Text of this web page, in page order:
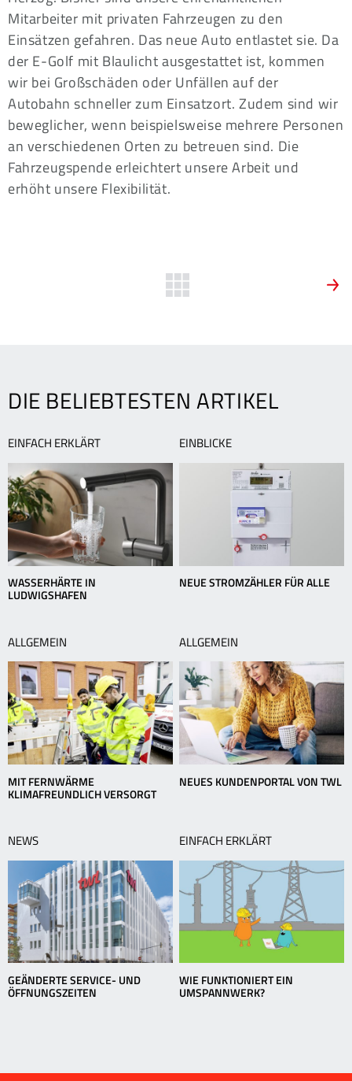
Mitarbeiter mit privaten Fahrzeugen zu den
Einsätzen gefahren. Das neue Auto entlastet sie. Da
der E-Golf mit Blaulicht ausgestattet ist, kommen
wir bei Großschäden oder Unfällen auf der
Autobahn schneller zum Einsatzort. Zudem sind wir
beweglicher, wenn beispielsweise mehrere Personen
an verschiedenen Orten zu betreuen sind. Die
Fahrzeugspende erleichtert unsere Arbeit und
erhöht unsere Flexibilität.
Zurück
DIE BELIEBTESTEN ARTIKEL
EINFACH ERKLÄRT
WASSERHÄRTE IN
LUDWIGSHAFEN
EINBLICKE
NEUE STROMZÄHLER FÜR ALLE
ALLGEMEIN
MIT FERNWÄRME
KLIMAFREUNDLICH VERSORGT
ALLGEMEIN
NEUES KUNDENPORTAL VON TWL
NEWS
GEÄNDERTE SERVICE- UND
ÖFFNUNGSZEITEN
EINFACH ERKLÄRT
WIE FUNKTIONIERT EIN
UMSPANNWERK?